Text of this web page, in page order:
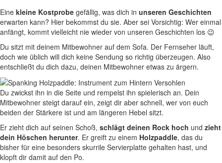
Eine kleine Kostprobe gefällig, was dich in unseren Geschichten
erwarten kann? Hier bekommst du sie. Aber sei Vorsichtig: Wer einmal
anfängt, kommt vielleicht nie wieder von unseren Geschichten los 😉
Du sitzt mit deinem Mitbewohner auf dem Sofa. Der Fernseher läuft,
doch wie üblich will dich keine Sendung so richtig überzeugen. Also
entschließt du dich dazu, deinen Mitbewohner etwas zu ärgern.
Du zwickst ihn in die Seite und rempelst ihn spielerisch an. Dein
Mitbewohner steigt darauf ein, zeigt dir aber schnell, wer von euch
beiden der Stärkere ist und am längeren Hebel sitzt.
Er zieht dich auf seinen Schoß, schlägt deinen Rock hoch und zieht
dein Höschen herunter. Er greift zu einem Holzpaddle, das du
bisher für eine besonders skurrile Servierplatte gehalten hast, und
klopft dir damit auf den Po.